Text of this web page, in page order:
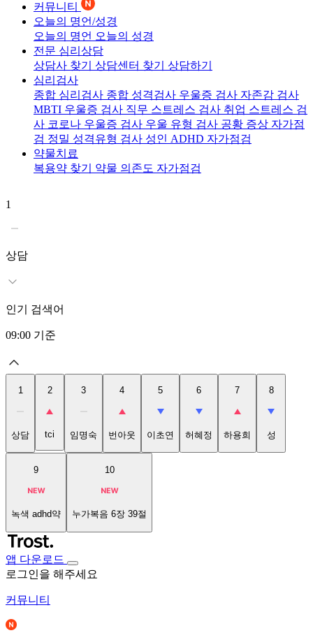
커뮤니티
오늘의 명언/성경
오늘의 명언 오늘의 성경
전문 심리상담
상담사 찾기 상담센터 찾기 상담하기
심리검사
종합 심리검사 종합 성격검사 우울증 검사 자존감 검사
MBTI 우울증 검사 직무 스트레스 검사 취업 스트레스 검
사 코로나 우울증 검사 우울 유형 검사 공황 증상 자가점
검 정밀 성격유형 검사 성인 ADHD 자가점검
약물치료
복용약 찾기 약물 의존도 자가점검
1
상담
인기 검색어
09:00 기준
1
상담
2
tci
3
임명숙
4
번아웃
5
이초연
6
허혜정
7
하용희
8
성
9
녹색 adhd약
10
누가복음 6장 39절
앱 다운로드
로그인을 해주세요
커뮤니티